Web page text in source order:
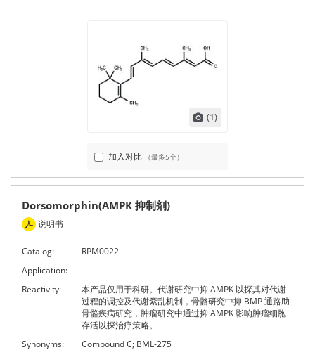
(1)
加入对比 （最多5个）
Dorsomorphin(AMPK 抑制剂)
说明书
Catalog:
RPM0022
Application:
Reactivity:
本产品仅用于科研。代谢研究中抑 AMPK 以探其对代谢
过程的调控及代谢紊乱机制，骨骼研究中抑 BMP 通路助
骨骼疾病研究，肿瘤研究中通过抑 AMPK 影响肿瘤细胞
存活以探治疗策略。
Synonyms:
Compound C; BML-275